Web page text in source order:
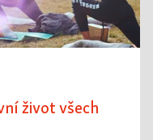
život všech